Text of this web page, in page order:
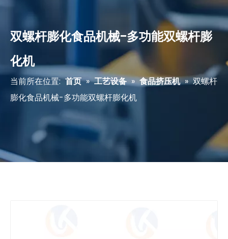
双螺杆膨化食品机械-多功能双螺杆膨
化机
当前所在位置: 首页 » 工艺设备 » 食品挤压机 » 双螺杆
膨化食品机械-多功能双螺杆膨化机